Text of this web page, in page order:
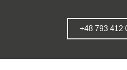
+48 793 412